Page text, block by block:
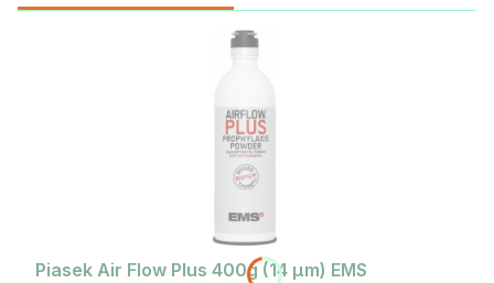
Piasek Air Flow Plus 400g (14 µm) EMS